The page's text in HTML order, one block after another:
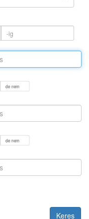
de nem
de nem